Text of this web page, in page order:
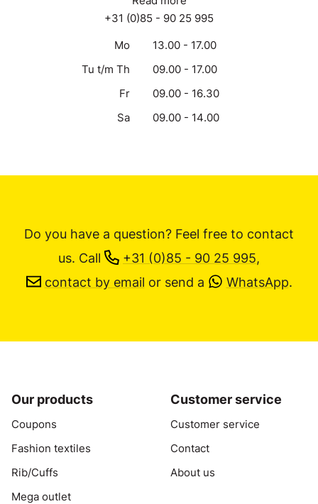
+31 (0)85 - 90 25 995
Mo
13.00 - 17.00
Tu t/m Th
09.00 - 17.00
Fr
09.00 - 16.30
Sa
09.00 - 14.00
Do you have a question? Feel free to contact
us. Call +31 (0)85 - 90 25 995,
contact by email or send a WhatsApp.
Our products
Coupons
Fashion textiles
Rib/Cuffs
Mega outlet
Customer service
Customer service
Contact
About us